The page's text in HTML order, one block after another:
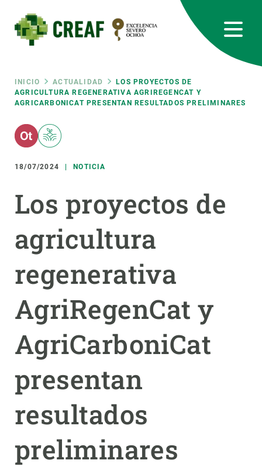
contenido
principal
Ruta
de
navegación
INICIO ACTUALIDAD
LOS PROYECTOS DE
AGRICULTURA REGENERATIVA AGRIREGENCAT Y
AGRICARBONICAT PRESENTAN RESULTADOS PRELIMINARES
18/07/2024 NOTICIA
Los proyectos de
agricultura
regenerativa
AgriRegenCat y
AgriCarboniCat
presentan
resultados
preliminares
RRSS
Featured
responsive
Responsive
menu
INVESTIGACIÓN
CIENCIA EN ACCIÓN
PARTICIPA
NOTICIAS Y AGENDA